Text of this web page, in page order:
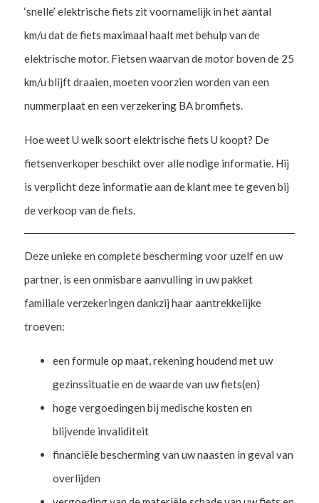
‘snelle’ elektrische fiets zit voornamelijk in het aantal
km/u dat de fiets maximaal haalt met behulp van de
elektrische motor. Fietsen waarvan de motor boven de 25
km/u blijft draaien, moeten voorzien worden van een
nummerplaat en een verzekering BA bromfiets.
Hoe weet U welk soort elektrische fiets U koopt? De
fietsenverkoper beschikt over alle nodige informatie. Hij
is verplicht deze informatie aan de klant mee te geven bij
de verkoop van de fiets.
Deze unieke en complete bescherming voor uzelf en uw
partner, is een onmisbare aanvulling in uw pakket
familiale verzekeringen dankzij haar aantrekkelijke
troeven:
een formule op maat, rekening houdend met uw
gezinssituatie en de waarde van uw fiets(en)
hoge vergoedingen bij medische kosten en
blijvende invaliditeit
financiële bescherming van uw naasten in geval van
overlijden